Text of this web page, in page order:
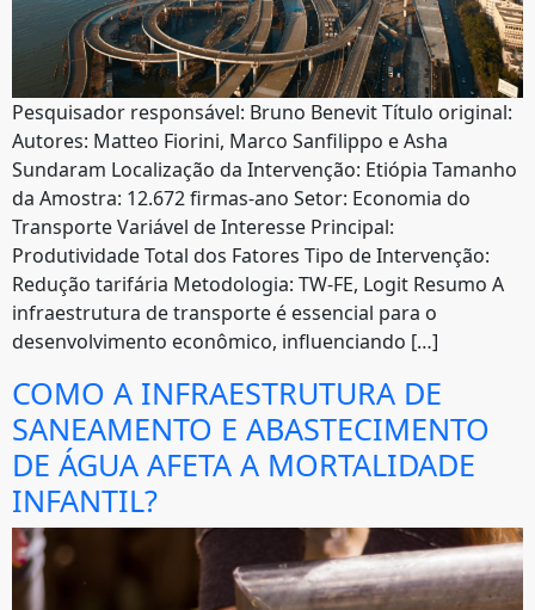
Pesquisador responsável: Bruno Benevit Título original:
Autores: Matteo Fiorini, Marco Sanfilippo e Asha
Sundaram Localização da Intervenção: Etiópia Tamanho
da Amostra: 12.672 firmas-ano Setor: Economia do
Transporte Variável de Interesse Principal:
Produtividade Total dos Fatores Tipo de Intervenção:
Redução tarifária Metodologia: TW-FE, Logit Resumo A
infraestrutura de transporte é essencial para o
desenvolvimento econômico, influenciando […]
COMO A INFRAESTRUTURA DE
SANEAMENTO E ABASTECIMENTO
DE ÁGUA AFETA A MORTALIDADE
INFANTIL?